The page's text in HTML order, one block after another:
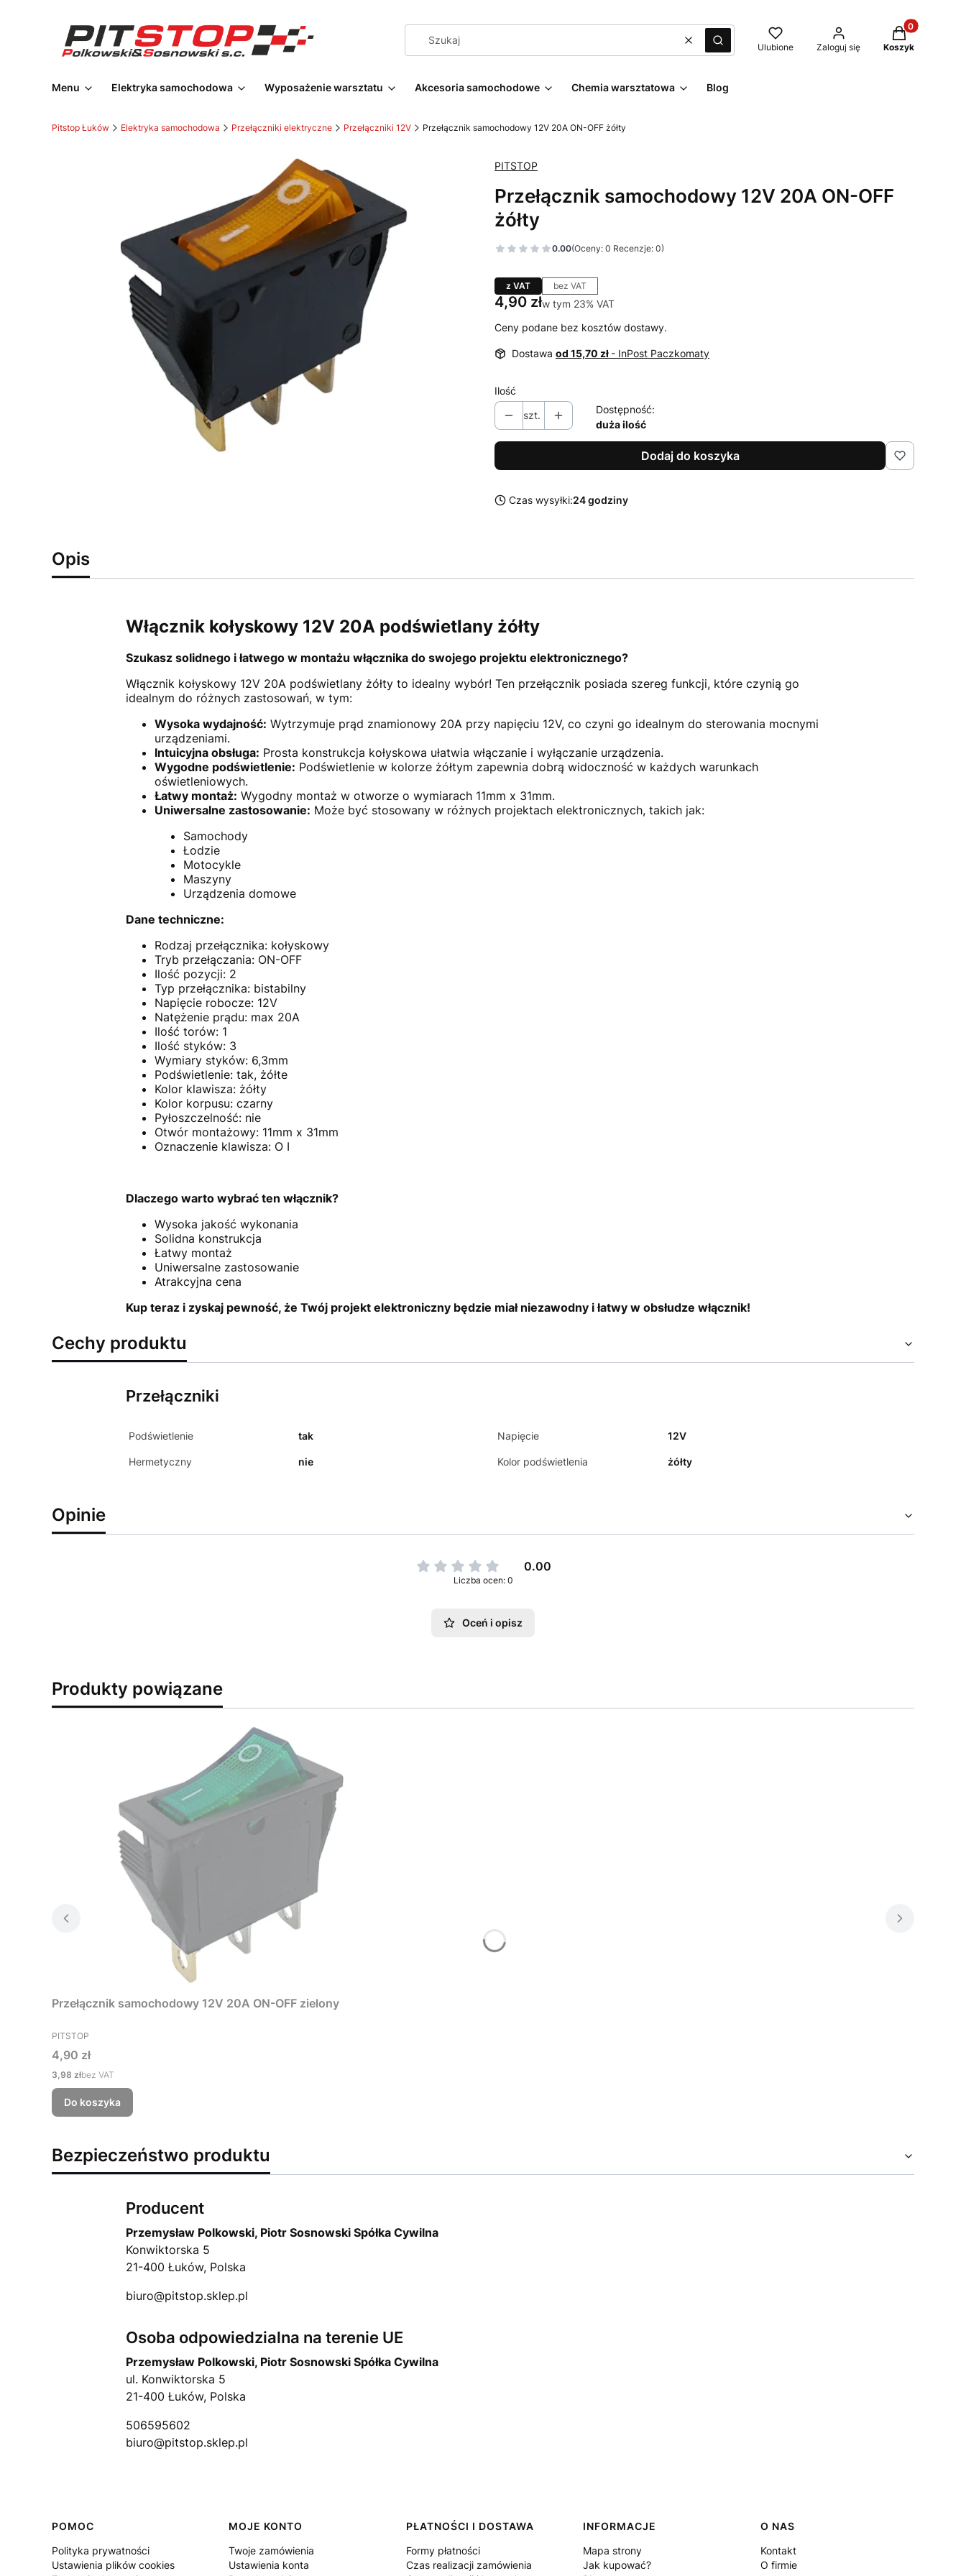
WyczyśćSzukaj Ulubione Zaloguj się
Produkty w
Koszyk
Menu Elektryka samochodowa Wyposażenie warsztatu Akcesoria samochodowe Chemia warsztatowa Blog
Pitstop Łuków Elektryka samochodowa Przełączniki elektryczne Przełączniki 12V Przełącznik samochodowy 12V 20A ON-OFF żółty
PITSTOP
Przełącznik samochodowy 12V 20A ON-OFF
żółty
0.00(Oceny: 0 Recenzje: 0)
z VAT bez VAT
Cena
4,90 złw tym 23% VAT
w tym 23% VAT
Ceny podane bez kosztów dostawy.
Dostawa od 15,70 zł - InPost Paczkomaty
Ilość
szt.
Dostępność:
duża ilość
Dodaj do koszyka
Czas wysyłki:24 godziny
Opis
Włącznik kołyskowy 12V 20A podświetlany żółty
Szukasz solidnego i łatwego w montażu włącznika do swojego projektu elektronicznego?
Włącznik kołyskowy 12V 20A podświetlany żółty to idealny wybór! Ten przełącznik posiada szereg funkcji, które czynią go
idealnym do różnych zastosowań, w tym:
Wysoka wydajność: Wytrzymuje prąd znamionowy 20A przy napięciu 12V, co czyni go idealnym do sterowania mocnymi
urządzeniami.
Intuicyjna obsługa: Prosta konstrukcja kołyskowa ułatwia włączanie i wyłączanie urządzenia.
Wygodne podświetlenie: Podświetlenie w kolorze żółtym zapewnia dobrą widoczność w każdych warunkach
oświetleniowych.
Łatwy montaż: Wygodny montaż w otworze o wymiarach 11mm x 31mm.
Uniwersalne zastosowanie: Może być stosowany w różnych projektach elektronicznych, takich jak:
Samochody
Łodzie
Motocykle
Maszyny
Urządzenia domowe
Dane techniczne:
Rodzaj przełącznika: kołyskowy
Tryb przełączania: ON-OFF
Ilość pozycji: 2
Typ przełącznika: bistabilny
Napięcie robocze: 12V
Natężenie prądu: max 20A
Ilość torów: 1
Ilość styków: 3
Wymiary styków: 6,3mm
Podświetlenie: tak, żółte
Kolor klawisza: żółty
Kolor korpusu: czarny
Pyłoszczelność: nie
Otwór montażowy: 11mm x 31mm
Oznaczenie klawisza: O I
Dlaczego warto wybrać ten włącznik?
Wysoka jakość wykonania
Solidna konstrukcja
Łatwy montaż
Uniwersalne zastosowanie
Atrakcyjna cena
Kup teraz i zyskaj pewność, że Twój projekt elektroniczny będzie miał niezawodny i łatwy w obsłudze włącznik!
Cechy produktu
Przełączniki
Podświetlenie tak Napięcie 12V
Hermetyczny nie Kolor podświetlenia żółty
Opinie
0.00
Liczba ocen: 0
Oceń i opisz
Produkty powiązane
Przełącznik samochodowy 12V 20A ON-OFF zielony
PRODUCENT
PITSTOP
Cena
4,90 zł
Cena
3,98 złbez VAT
Do koszyka
Bezpieczeństwo produktu
Producent
Przemysław Polkowski, Piotr Sosnowski Spółka Cywilna
Konwiktorska 5
21-400 Łuków, Polska
biuro@pitstop.sklep.pl
Osoba odpowiedzialna na terenie UE
Przemysław Polkowski, Piotr Sosnowski Spółka Cywilna
ul. Konwiktorska 5
21-400 Łuków, Polska
506595602
biuro@pitstop.sklep.pl
Linki w stopce
POMOC
Polityka prywatności
Ustawienia plików cookies
MOJE KONTO
Twoje zamówienia
Ustawienia konta
PŁATNOŚCI I DOSTAWA
Formy płatności
Czas realizacji zamówienia
INFORMACJE
Mapa strony
Jak kupować?
O NAS
Kontakt
O firmie